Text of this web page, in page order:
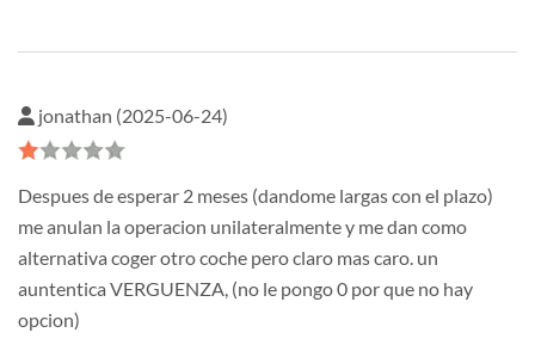
jonathan (2025-06-24)
Despues de esperar 2 meses (dandome largas con el plazo)
me anulan la operacion unilateralmente y me dan como
alternativa coger otro coche pero claro mas caro. un
auntentica VERGUENZA, (no le pongo 0 por que no hay
opcion)